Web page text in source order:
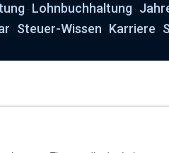
· Lohnbuchhaltung ·
· Steuer-Wissen · Karriere ·